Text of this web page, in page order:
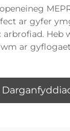
ar gyfer
Heb
ar